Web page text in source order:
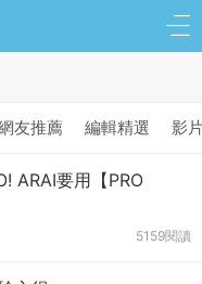
友推薦 編輯精選 影
ARAI要用【PRO
5159閱讀